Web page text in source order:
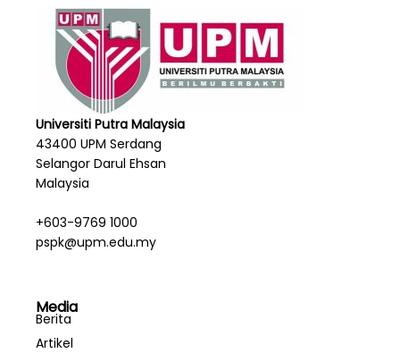
Universiti Putra Malaysia
43400 UPM Serdang
Selangor Darul Ehsan
Malaysia
+603-9769 1000
pspk@upm.edu.my
Media
Berita
Artikel